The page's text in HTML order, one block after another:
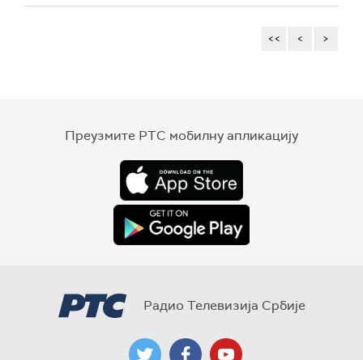
<< < >
Преузмите РТС мобилну апликацију
Радио Телевизија Србије